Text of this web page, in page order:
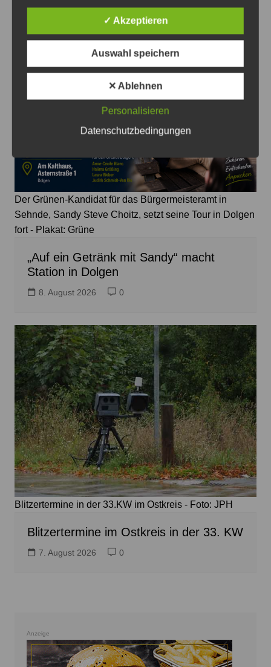
Beitragsnavigation
Zurück Weiter
Das könnte Sie auch interessieren
Der Grünen-Kandidat für das Bürgermeisteramt in
Sehnde, Sandy Steve Choitz, setzt seine Tour in Dolgen
fort - Plakat: Grüne
„Auf ein Getränk mit Sandy“ macht
Station in Dolgen
8. August 2026 0
Blitzertermine in der 33.KW im Ostkreis - Foto: JPH
Blitzertermine im Ostkreis in der 33. KW
7. August 2026 0
Anzeige
✓ Akzeptieren
Auswahl speichern
✕ Ablehnen
Personalisieren
Datenschutzbedingungen